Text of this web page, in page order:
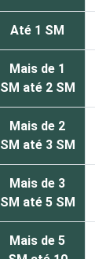
Até 1 SM
Mais de 1
SM até 2 SM
Mais de 2
SM até 3 SM
Mais de 3
SM até 5 SM
Mais de 5